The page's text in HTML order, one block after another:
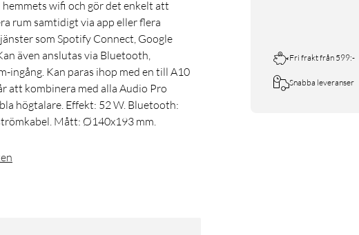
Fri frakt från 599:-
Snabba leveranser
wifi och gör det enkelt att
rum samtidigt via app eller flera
som Spotify Connect, Google
även anslutas via Bluetooth,
ingång. Kan paras ihop med en till A10
att kombinera med alla Audio Pro
högtalare. Effekt: 52 W. Bluetooth:
Mått: Ø140x193 mm.